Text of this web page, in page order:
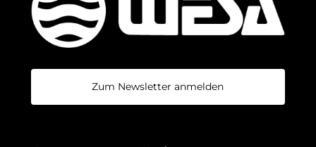
Zum Newsletter anmelden